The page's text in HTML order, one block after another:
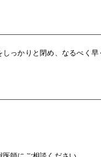
っかりと閉め、なるべく早